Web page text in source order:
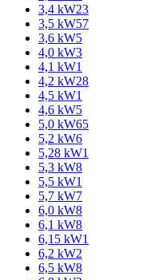
3,4 kW23
3,5 kW57
3,6 kW5
4,0 kW3
4,1 kW1
4,2 kW28
4,5 kW1
4,6 kW5
5,0 kW65
5,2 kW6
5,28 kW1
5,3 kW8
5,5 kW1
5,7 kW7
6,0 kW8
6,1 kW8
6,15 kW1
6,2 kW2
6,5 kW8